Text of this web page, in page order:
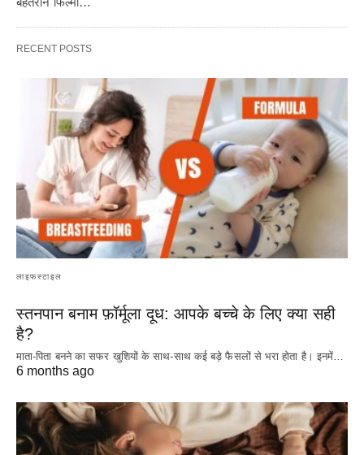
RECENT POSTS
लाइफस्टाइल
स्तनपान बनाम फ़ॉर्मूला दूध: आपके बच्चे के लिए क्या सही
है?
माता-पिता बनने का सफर खुशियों के साथ-साथ कई बड़े फैसलों से भरा होता है। इनमें…
6 months ago